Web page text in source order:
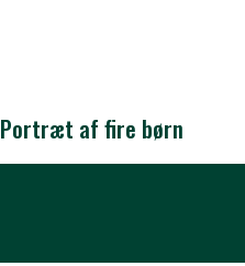
Portræt af fire børn